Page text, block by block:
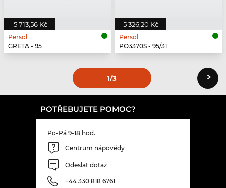
5 713,56 Kč
Persol
GRETA - 95
5 326,20 Kč
Persol
PO3370S - 95/31
1/3 ›
POTŘEBUJETE POMOC?
Po-Pá 9-18 hod.
Centrum nápovědy
Odeslat dotaz
+44 330 818 6761